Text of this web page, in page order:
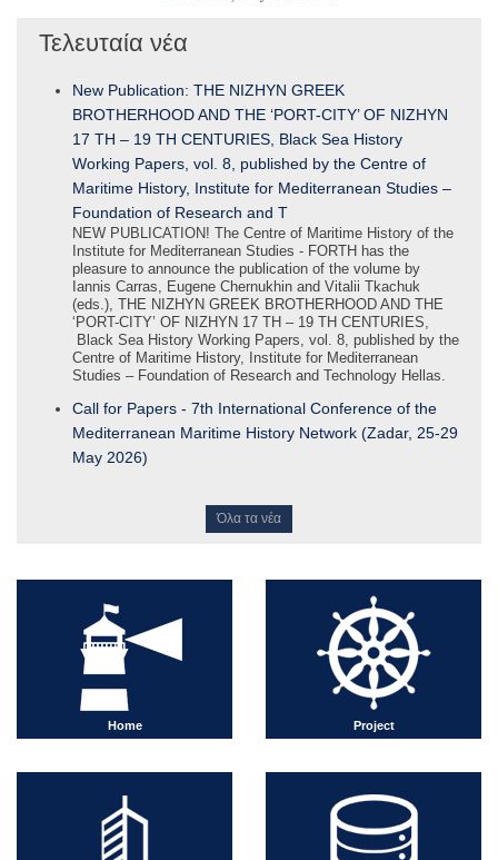
Τελευταία νέα
New Publication: THE NIZHYN GREEK
BROTHERHOOD AND THE ‘PORT-CITY’ OF NIZHYN
17 TH – 19 TH CENTURIES, Black Sea History
Working Papers, vol. 8, published by the Centre of
Maritime History, Institute for Mediterranean Studies –
Foundation of Research and T
NEW PUBLICATION! Τhe Centre of Maritime History of the
Institute for Mediterranean Studies - FORTH has the
pleasure to announce the publication of the volume by
Iannis Carras, Eugene Chernukhin and Vitalii Tkachuk
(eds.), THE NIZHYN GREEK BROTHERHOOD AND THE
‘PORT-CITY’ OF NIZHYN 17 TH – 19 TH CENTURIES,
Black Sea History Working Papers, vol. 8, published by the
Centre of Maritime History, Institute for Mediterranean
Studies – Foundation of Research and Technology Hellas.
Call for Papers - 7th International Conference of the
Mediterranean Maritime History Network (Zadar, 25-29
May 2026)
Όλα τα νέα
Home Project